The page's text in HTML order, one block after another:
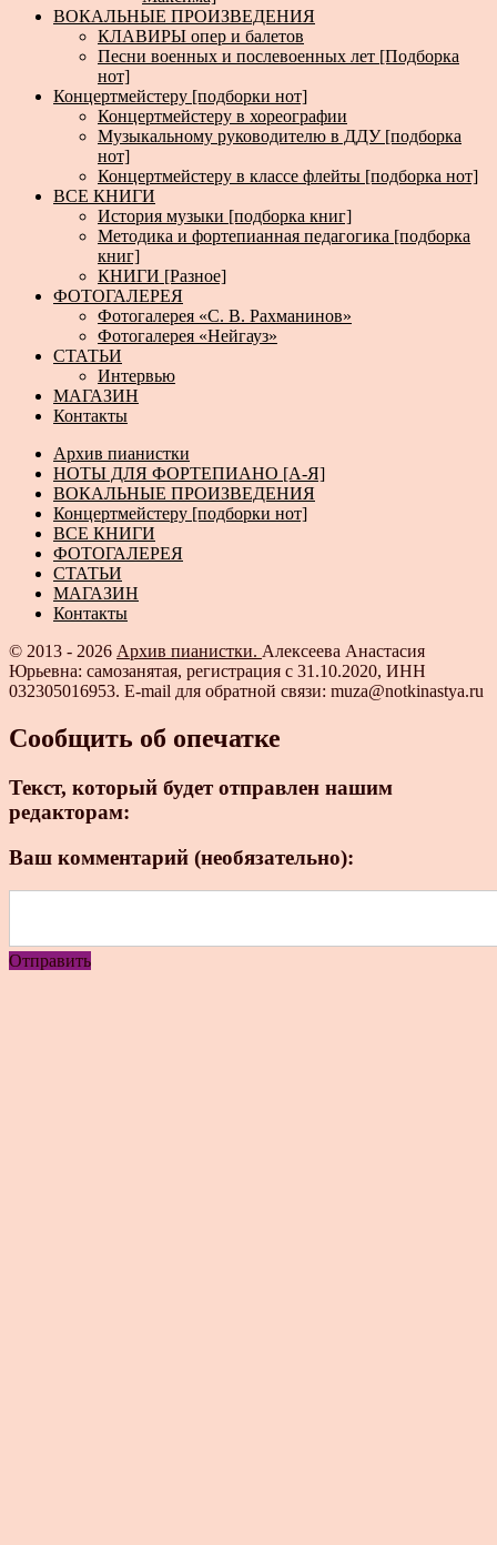
ВОКАЛЬНЫЕ ПРОИЗВЕДЕНИЯ
КЛАВИРЫ опер и балетов
Песни военных и послевоенных лет [Подборка
нот]
Концертмейстеру [подборки нот]
Концертмейстеру в хореографии
Музыкальному руководителю в ДДУ [подборка
нот]
Концертмейстеру в классе флейты [подборка нот]
ВСЕ КНИГИ
История музыки [подборка книг]
Методика и фортепианная педагогика [подборка
книг]
КНИГИ [Разное]
ФОТОГАЛЕРЕЯ
Фотогалерея «С. В. Рахманинов»
Фотогалерея «Нейгауз»
СТАТЬИ
Интервью
МАГАЗИН
Контакты
Архив пианистки
НОТЫ ДЛЯ ФОРТЕПИАНО [А-Я]
ВОКАЛЬНЫЕ ПРОИЗВЕДЕНИЯ
Концертмейстеру [подборки нот]
ВСЕ КНИГИ
ФОТОГАЛЕРЕЯ
СТАТЬИ
МАГАЗИН
Контакты
© 2013 - 2026 Архив пианистки. Алексеева Анастасия
Юрьевна: самозанятая, регистрация с 31.10.2020, ИНН
032305016953. E-mail для обратной связи: muza@notkinastya.ru
Сообщить об опечатке
Текст, который будет отправлен нашим
редакторам:
Ваш комментарий (необязательно):
Отправить